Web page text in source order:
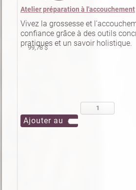
Atelier préparation à l'accouchement
Vivez la grossesse et
confiance grâce à des outils
pratiques et un savoir holistique.
99,78 $